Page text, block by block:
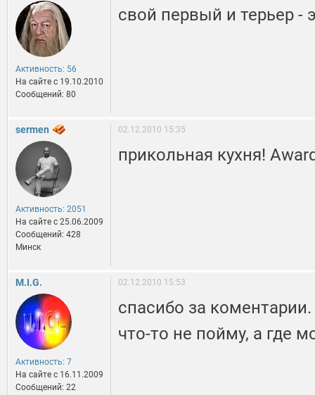
Активность: 56
На сайте c 19.10.2010
Сообщений: 80
свой первый и терьер -
sermen
Активность: 2051
На сайте c 25.06.2009
Сообщений: 428
Минск
02.12.2010 15:35
прикольная кухня!
M.I.G.
Активность: 7
На сайте c 16.11.2009
Сообщений: 22
02.12.2010 15:53
спасибо за коментарии.
что-то не пойму, а где